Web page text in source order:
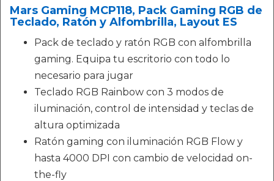
Mars Gaming MCP118, Pack Gaming RGB de
Teclado, Ratón y Alfombrilla, Layout ES
Pack de teclado y ratón RGB con alfombrilla
gaming. Equipa tu escritorio con todo lo
necesario para jugar
Teclado RGB Rainbow con 3 modos de
iluminación, control de intensidad y teclas de
altura optimizada
Ratón gaming con iluminación RGB Flow y
hasta 4000 DPI con cambio de velocidad on-
the-fly